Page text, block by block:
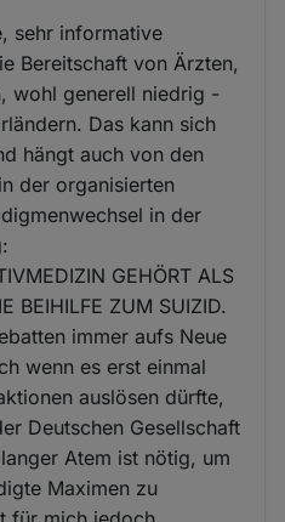
sehr informative
Bereitschaft von Ärzten,
wohl generell niedrig -
Das kann sich
hängt auch von den
der organisierten
in der
GEHÖRT ALS
BEIHILFE ZUM SUIZID.
immer aufs Neue
wenn es erst einmal
auslösen dürfte,
Deutschen Gesellschaft
Atem ist nötig, um
Maximen zu